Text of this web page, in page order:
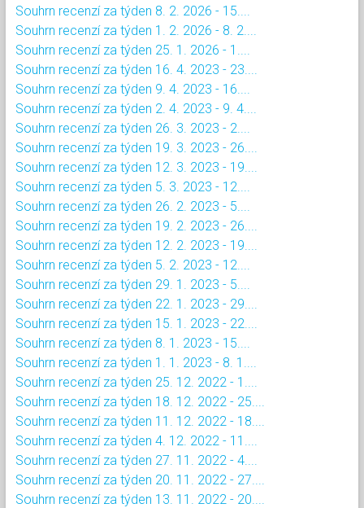
Souhrn recenzí za týden 8. 2. 2026 - 15....
Souhrn recenzí za týden 1. 2. 2026 - 8. 2....
Souhrn recenzí za týden 25. 1. 2026 - 1....
Souhrn recenzí za týden 16. 4. 2023 - 23....
Souhrn recenzí za týden 9. 4. 2023 - 16....
Souhrn recenzí za týden 2. 4. 2023 - 9. 4....
Souhrn recenzí za týden 26. 3. 2023 - 2....
Souhrn recenzí za týden 19. 3. 2023 - 26....
Souhrn recenzí za týden 12. 3. 2023 - 19....
Souhrn recenzí za týden 5. 3. 2023 - 12....
Souhrn recenzí za týden 26. 2. 2023 - 5....
Souhrn recenzí za týden 19. 2. 2023 - 26....
Souhrn recenzí za týden 12. 2. 2023 - 19....
Souhrn recenzí za týden 5. 2. 2023 - 12....
Souhrn recenzí za týden 29. 1. 2023 - 5....
Souhrn recenzí za týden 22. 1. 2023 - 29....
Souhrn recenzí za týden 15. 1. 2023 - 22....
Souhrn recenzí za týden 8. 1. 2023 - 15....
Souhrn recenzí za týden 1. 1. 2023 - 8. 1....
Souhrn recenzí za týden 25. 12. 2022 - 1....
Souhrn recenzí za týden 18. 12. 2022 - 25....
Souhrn recenzí za týden 11. 12. 2022 - 18....
Souhrn recenzí za týden 4. 12. 2022 - 11....
Souhrn recenzí za týden 27. 11. 2022 - 4....
Souhrn recenzí za týden 20. 11. 2022 - 27....
Souhrn recenzí za týden 13. 11. 2022 - 20....